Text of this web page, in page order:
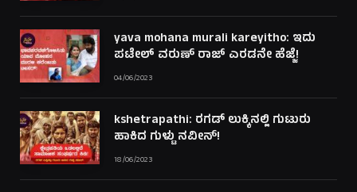
yava mohana murali kareyitho: ಇದು
ಪಟೇಲ್ ವರುಣ್ ರಾಜ್ ಎರಡನೇ ಹೆಜ್ಜೆ!
04/06/2023
kshetrapathi: ರಗಡ್ ಲುಕ್ಕಿನಲ್ಲಿ ಗುಟುರು
ಹಾಕಿದ ಗುಳ್ಟು ನವೀನ್!
18/06/2023